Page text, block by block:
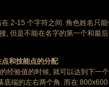
15 个字符之间. 角色姓名只能
, 但是不能在名字的第一个和最
和技能点的分配
验值的时候, 就可以达到下一个
底端的左右两个角. 而在